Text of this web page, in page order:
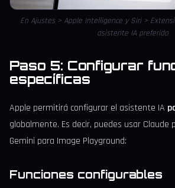
En Ajustes > Apple Intelligence y Siri >
asistente IA preferido
Paso 5: Configurar
específicas
Apple permitirá configurar el asistente IA
globalmente. Es decir, puedes usar Claude
Gemini para Image Playground:
Funciones configurables